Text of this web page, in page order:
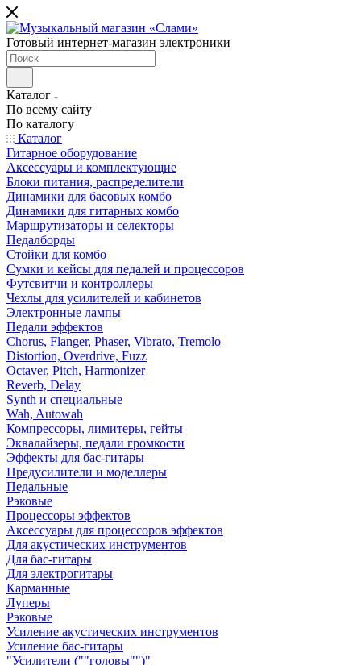
Готовый интернет-магазин электроники
Каталог
По всему сайту
По каталогу
Каталог
Гитарное оборудование
Аксессуары и комплектующие
Блоки питания, распределители
Динамики для басовых комбо
Динамики для гитарных комбо
Маршрутизаторы и селекторы
Педалборды
Стойки для комбо
Сумки и кейсы для педалей и процессоров
Футсвитчи и контроллеры
Чехлы для усилителей и кабинетов
Электронные лампы
Педали эффектов
Chorus, Flanger, Phaser, Vibrato, Tremolo
Distortion, Overdrive, Fuzz
Octaver, Pitch, Harmonizer
Reverb, Delay
Synth и специальные
Wah, Autowah
Компрессоры, лимитеры, гейты
Эквалайзеры, педали громкости
Эффекты для бас-гитары
Предусилители и моделлеры
Педальные
Рэковые
Процессоры эффектов
Аксессуары для процессоров эффектов
Для акустических инструментов
Для бас-гитары
Для электрогитары
Карманные
Луперы
Рэковые
Усиление акустических инструментов
Усиление бас-гитары
"Усилители (""головы"")"